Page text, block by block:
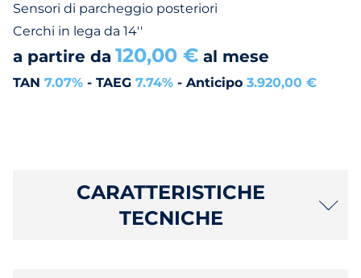
Sensori di parcheggio posteriori
Cerchi in lega da 14''
a partire da 120,00 € al mese
TAN 7.07% - TAEG 7.74% - Anticipo 3.920,00 €
CARATTERISTICHE
TECNICHE